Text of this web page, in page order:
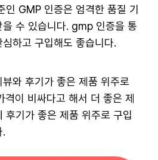
인 GMP 인증은 엄격한 품질 기
을 수 있습니다. gmp 인증을 통
하고 구입해도 좋습니다.
와 후기가 좋은 제품 위주로
격이 비싸다고 해서 더 좋은 제
후기가 좋은 제품 위주로 구입
.